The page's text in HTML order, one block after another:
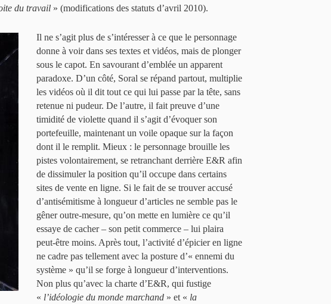
du travail » (modifications des statuts d’avril 2010).
Il ne s’agit plus de s’intéresser à ce que le personnage
donne à voir dans ses textes et vidéos, mais de plonger
sous le capot. En savourant d’emblée un apparent
paradoxe. D’un côté, Soral se répand partout, multiplie
les vidéos où il dit tout ce qui lui passe par la tête, sans
retenue ni pudeur. De l’autre, il fait preuve d’une
timidité de violette quand il s’agit d’évoquer son
portefeuille, maintenant un voile opaque sur la façon
dont il le remplit. Mieux : le personnage brouille les
pistes volontairement, se retranchant derrière E&R afin
de dissimuler la position qu’il occupe dans certains
sites de vente en ligne. Si le fait de se trouver accusé
d’antisémitisme à longueur d’articles ne semble pas le
gêner outre-mesure, qu’on mette en lumière ce qu’il
essaye de cacher – son petit commerce – lui plaira
peut-être moins. Après tout, l’activité d’épicier en ligne
ne cadre pas tellement avec la posture d’« ennemi du
système » qu’il se forge à longueur d’interventions.
Non plus qu’avec la charte d’E&R, qui fustige
« l’idéologie du monde marchand » et « la